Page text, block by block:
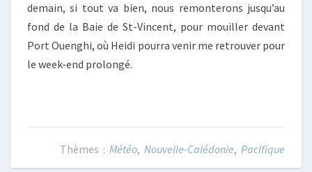
demain, si tout va bien, nous remonterons jusqu’au
fond de la Baie de St-Vincent, pour mouiller devant
Port Ouenghi, où Heidi pourra venir me retrouver pour
le week-end prolongé.
Météo, Nouvelle-Calédonie, Pacifique